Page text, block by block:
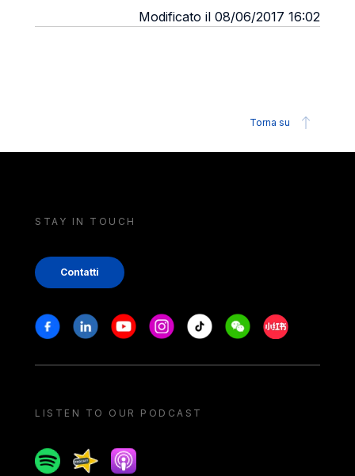
Modificato il 08/06/2017 16:02
Torna su
STAY IN TOUCH
Contatti
Stay in touch
FacebookLinkedinYoutubeInstagram
Tiktok WeechatXiaohongshu/
LISTEN TO OUR PODCAST
SpotifySpreakerApple podcast